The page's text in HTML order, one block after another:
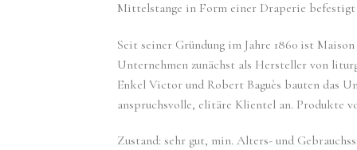
Mittelstange in Form einer Draperie
Seit seiner Gründung im Jahre 1860 ist
Unternehmen zunächst als Hersteller von
Enkel Victor und Robert Baguès bauten das
anspruchsvolle, elitäre Klientel an. Produkte
Zustand: sehr gut, min. Alters- und